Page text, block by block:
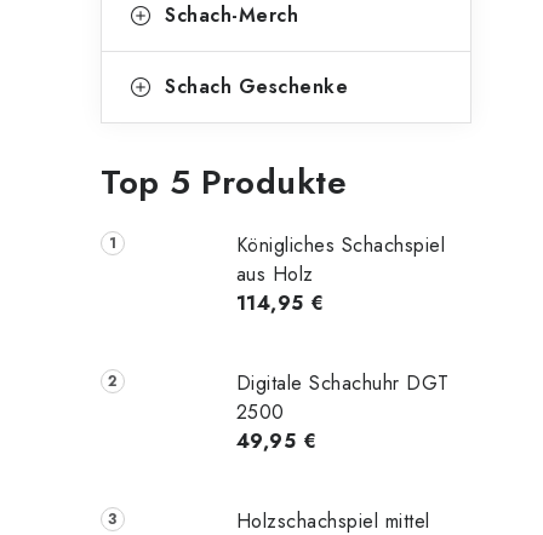
Schach-Merch
Schach Geschenke
Top 5 Produkte
Königliches Schachspiel
aus Holz
114,95 €
Digitale Schachuhr DGT
2500
49,95 €
Holzschachspiel mittel